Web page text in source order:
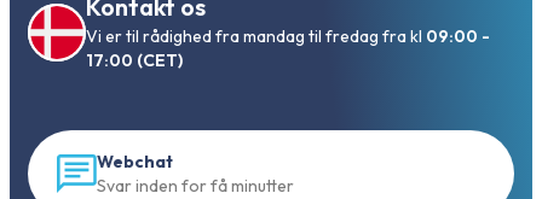
Kontakt os
Vi er til rådighed fra mandag til fredag fra kl 09:00 -
17:00 (CET)
Webchat
Svar inden for få minutter